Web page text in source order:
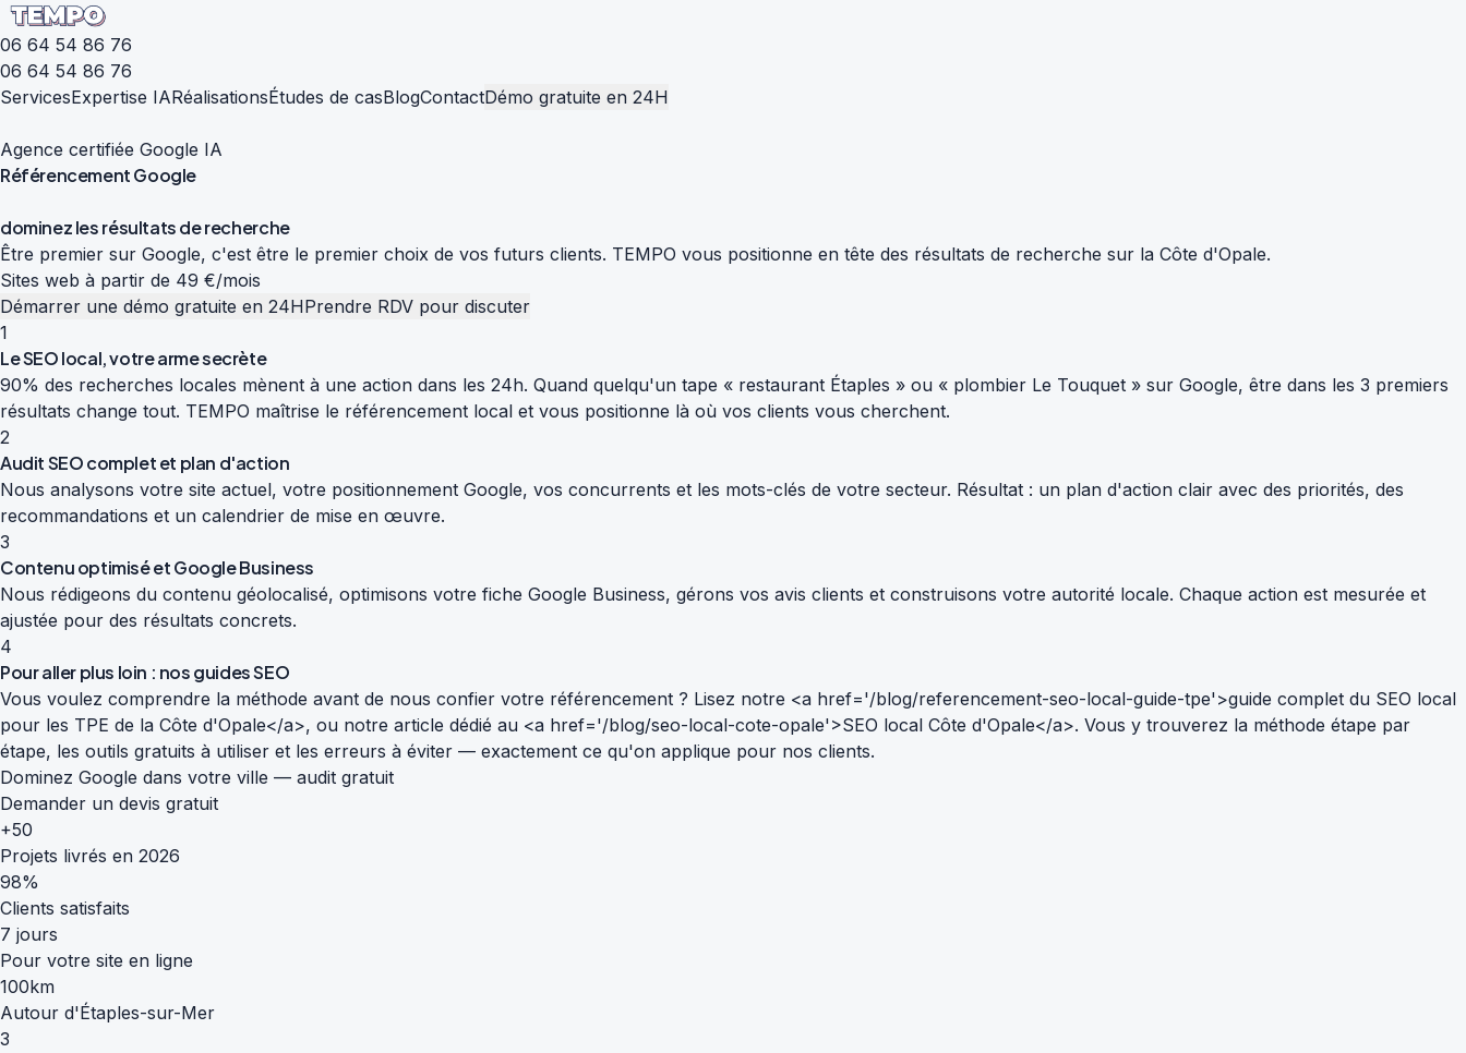
06 64 54 86 76
06 64 54 86 76
ServicesExpertise IARéalisationsÉtudes de casBlogContactDémo gratuite en 24H
Agence certifiée Google IA
RéférencementGoogle
dominezlesrésultatsderecherche
Être premier sur Google, c'est être le premier choix de vos futurs clients. TEMPO vous positionne en tête des résultats de recherche sur la Côte d'Opale.
Sites web à partir de 49 €/mois
Démarrer une démo gratuite en 24HPrendre RDV pour discuter
1
Le SEO local, votre arme secrète
90% des recherches locales mènent à une action dans les 24h. Quand quelqu'un tape « restaurant Étaples » ou « plombier Le Touquet » sur Google, être dans les 3 premiers
résultats change tout. TEMPO maîtrise le référencement local et vous positionne là où vos clients vous cherchent.
2
Audit SEO complet et plan d'action
Nous analysons votre site actuel, votre positionnement Google, vos concurrents et les mots-clés de votre secteur. Résultat : un plan d'action clair avec des priorités, des
recommandations et un calendrier de mise en œuvre.
3
Contenu optimisé et Google Business
Nous rédigeons du contenu géolocalisé, optimisons votre fiche Google Business, gérons vos avis clients et construisons votre autorité locale. Chaque action est mesurée et
ajustée pour des résultats concrets.
4
Pour aller plus loin : nos guides SEO
Vous voulez comprendre la méthode avant de nous confier votre référencement ? Lisez notre <a href='/blog/referencement-seo-local-guide-tpe'>guide complet du SEO local
pour les TPE de la Côte d'Opale</a>, ou notre article dédié au <a href='/blog/seo-local-cote-opale'>SEO local Côte d'Opale</a>. Vous y trouverez la méthode étape par
étape, les outils gratuits à utiliser et les erreurs à éviter — exactement ce qu'on applique pour nos clients.
Dominez Google dans votre ville — audit gratuit
Demander un devis gratuit
+50
Projets livrés en 2026
98%
Clients satisfaits
7 jours
Pour votre site en ligne
100km
Autour d'Étaples-sur-Mer
3